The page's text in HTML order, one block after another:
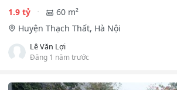
1.9 tỷ
60 m²
Huyện Thạch Thất, Hà Nội
Lê Văn Lợi
Đăng 1 năm trước